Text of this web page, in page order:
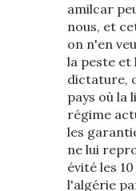
amilcar
nous, et
on n'en
la peste et
dictature,
pays où la
régime
les
ne lui
évité les
l'algérie